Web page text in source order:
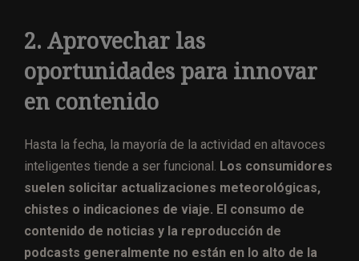
2. Aprovechar las
oportunidades para innovar
en contenido
Hasta la fecha, la mayoría de la actividad en altavoces
inteligentes tiende a ser funcional. Los consumidores
suelen solicitar actualizaciones meteorológicas,
chistes o indicaciones de viaje. El consumo de
contenido de noticias y la reproducción de
podcasts generalmente no están en lo alto de la